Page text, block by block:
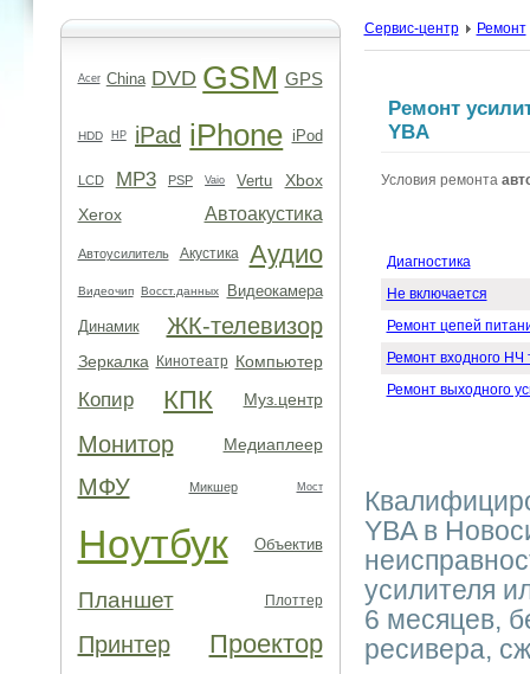
Acer China DVD GSM GPS
HDD HP iPad iPhone iPod
LCD MP3 PSP Vaio Vertu
Xbox
Xerox
Автоакустика
Автоусилитель Акустика Аудио
Видеочип Восст.данных
Видеокамера
Динамик
ЖК-телевизор
Зеркалка Кинотеатр Компьютер
Копир КПК Муз.центр
Монитор Медиаплеер
МФУ Микшер Мост
Ноутбук Объектив
Планшет Плоттер
Принтер Проектор
Сервис-центр Ремонт
Ремонт
YBA
Условия ремонта
Диагностика
Не включается
Ремонт цепей
Ремонт входного НЧ
Ремонт выходного
YBA в
усилителя
6 месяцев,
ресивера,